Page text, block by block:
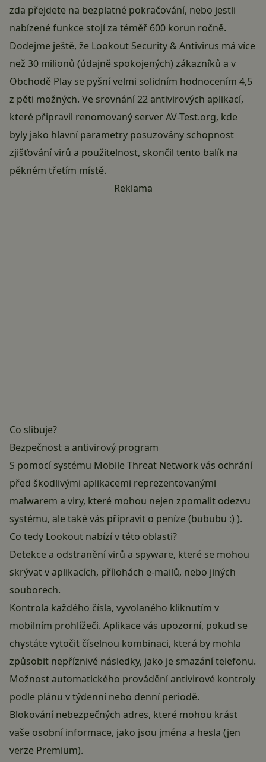
zda přejdete na bezplatné pokračování, nebo jestli
nabízené funkce stojí za téměř 600 korun ročně.
Dodejme ještě, že Lookout Security & Antivirus má více
než 30 milionů (údajně spokojených) zákazníků a v
Obchodě Play se pyšní velmi solidním hodnocením 4,5
z pěti možných. Ve srovnání 22 antivirových aplikací,
které připravil renomovaný server AV-Test.org, kde
byly jako hlavní parametry posuzovány schopnost
zjišťování virů a použitelnost, skončil tento balík na
pěkném třetím místě.
Reklama
Co slibuje?
Bezpečnost a antivirový program
S pomocí systému Mobile Threat Network vás ochrání
před škodlivými aplikacemi reprezentovanými
malwarem a viry, které mohou nejen zpomalit odezvu
systému, ale také vás připravit o peníze (bububu :) ).
Co tedy Lookout nabízí v této oblasti?
Detekce a odstranění virů a spyware, které se mohou
skrývat v aplikacích, přílohách e-mailů, nebo jiných
souborech.
Kontrola každého čísla, vyvolaného kliknutím v
mobilním prohlížeči. Aplikace vás upozorní, pokud se
chystáte vytočit číselnou kombinaci, která by mohla
způsobit nepříznivé následky, jako je smazání telefonu.
Možnost automatického provádění antivirové kontroly
podle plánu v týdenní nebo denní periodě.
Blokování nebezpečných adres, které mohou krást
vaše osobní informace, jako jsou jména a hesla (jen
verze Premium).